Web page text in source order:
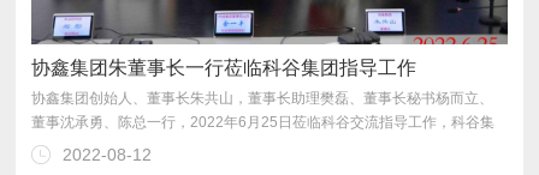
协鑫集团朱董事长一行莅临科谷集团指导工作
2022-08-12